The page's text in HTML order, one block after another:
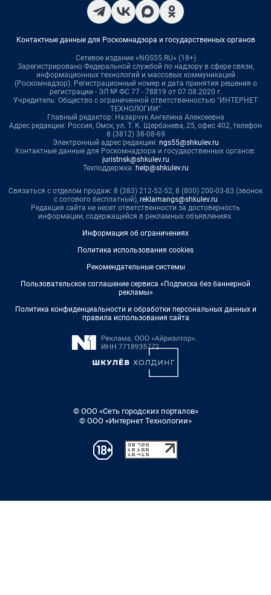
Контактные данные для Роскомнадзора и государственных органов
Сетевое издание «NGS55.RU» (18+)
Зарегистрировано Федеральной службой по надзору в сфере связи,
информационных технологий и массовых коммуникаций
(Роскомнадзор). Регистрационный номер и дата принятия решения о
регистрации - ЭЛ № ФС 77 - 78819 от 07.08.2020 г.
Учредитель: Общество с ограниченной ответственностью "ИНТЕРНЕТ
ТЕХНОЛОГИИ"
Главный редактор: Назарчук Ангелина Алексеевна
Адрес редакции: Россия, Омск, ул. Т. К. Щербанева, 25, офис 402, телефон
8 (3812) 38-08-69
Электронный адрес редакции: ngs55@shkulev.ru
Контактные данные для Роскомнадзора и государственных органов:
juristnsk@shkulev.ru
Техподдержка: help@shkulev.ru
Связаться с отделом продаж: 8 (383) 212-52-52, 8 (800) 200-03-83 (звонок
с сотового бесплатный), reklamangs@shkulev.ru
Редакция сайта не несет ответственности за достоверность
информации, содержащейся в рекламных объявлениях.
Информация об ограничениях
Политика использования cookies
Рекомендательные системы
Пользовательское соглашение сервиса «Подписка без баннерной
рекламы»
Политика конфиденциальности и обработки персональных данных и
правила использования сайта
© ООО «Сеть городских порталов»
© ООО «Интернет Технологии»